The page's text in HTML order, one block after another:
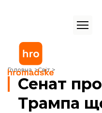
Головна Світ
Сенат проголосував за
Сенат
Трампа